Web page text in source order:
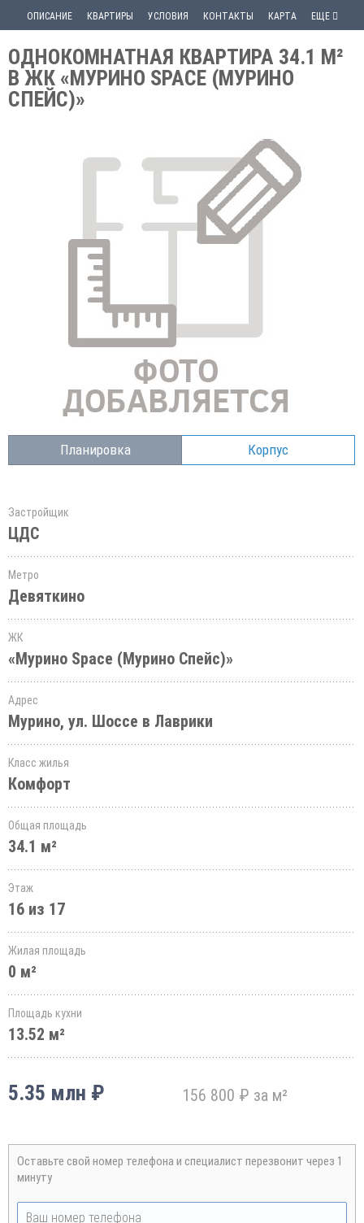
ОПИСАНИЕ КВАРТИРЫ УСЛОВИЯ КОНТАКТЫ КАРТА ЕЩЕ
ОДНОКОМНАТНАЯ КВАРТИРА 34.1 М²
В ЖК «МУРИНО SPACE (МУРИНО
СПЕЙС)»
Планировка Корпус
Застройщик
ЦДС
Метро
Девяткино
ЖК
«Мурино Space (Мурино Спейс)»
Адрес
Мурино, ул. Шоссе в Лаврики
Класс жилья
Комфорт
Общая площадь
34.1 м²
Этаж
16 из 17
Жилая площадь
0 м²
Площадь кухни
13.52 м²
5.35 млн ₽ 156 800 ₽ за м²
Оставьте свой номер телефона и специалист перезвонит через 1
минуту